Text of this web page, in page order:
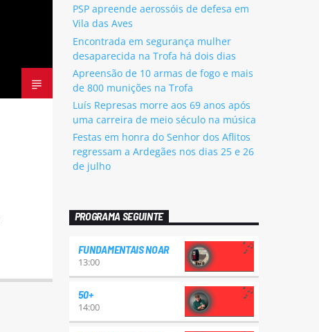
PSP apreende aerossóis de defesa em
Vila das Aves
Encontrada em segurança mulher
desaparecida na Trofa há dois dias
Apreensão de 10 armas de fogo e mais
de 800 munições na Trofa
Luís Represas morre aos 69 anos após
uma carreira de meio século na música
Festas em honra do Senhor dos Aflitos
regressam a Ardegães nos dias 25 e 26
de julho
PROGRAMA SEGUINTE
FUNDAMENTAIS NOAR
13:00
50+
14:00